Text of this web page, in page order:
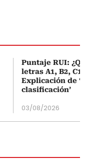
Puntaje RUI:
letras A1, B2, C1
Explicación de
clasificación’
03/08/2026